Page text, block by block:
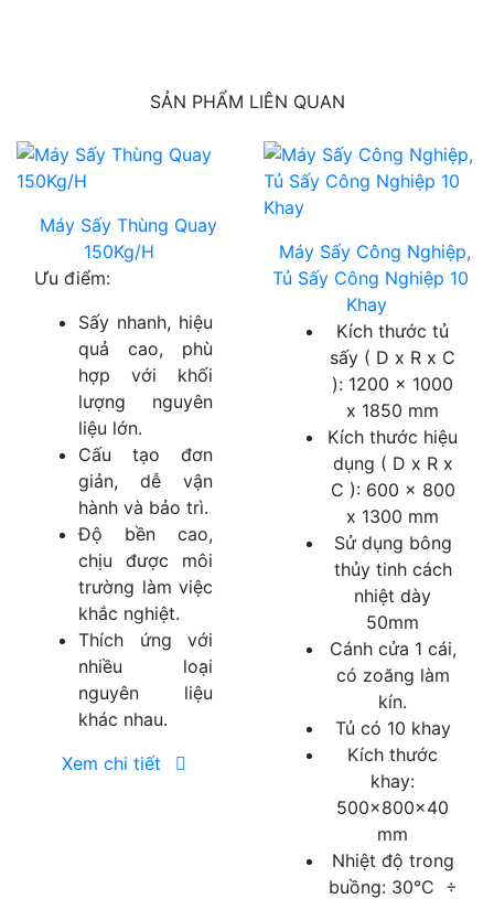
SẢN PHẨM LIÊN QUAN
Máy Sấy Thùng Quay
150Kg/H
Ưu điểm:
Sấy nhanh, hiệu
quả cao, phù
hợp với khối
lượng nguyên
liệu lớn.
Cấu tạo đơn
giản, dễ vận
hành và bảo trì.
Độ bền cao,
chịu được môi
trường làm việc
khắc nghiệt.
Thích ứng với
nhiều loại
nguyên liệu
khác nhau.
Xem chi tiết
Máy Sấy Công Nghiệp,
Tủ Sấy Công Nghiệp 10
Khay
Kích thước tủ
sấy ( D x R x C
): 1200 x 1000
x 1850 mm
Kích thước hiệu
dụng ( D x R x
C ): 600 x 800
x 1300 mm
Sử dụng bông
thủy tinh cách
nhiệt dày
50mm
Cánh cửa 1 cái,
có zoăng làm
kín.
Tủ có 10 khay
Kích thước
khay:
500x800x40
mm
Nhiệt độ trong
buồng: 30°C ÷